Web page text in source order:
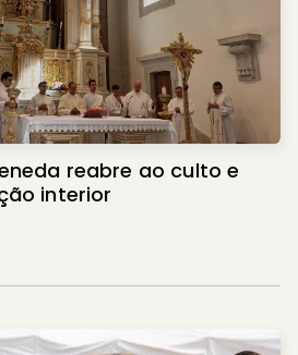
reabre ao culto e
interior